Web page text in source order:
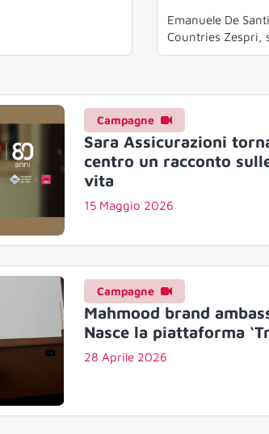
Emanuele De
Countries Zespri,
Campagne
Sara Assicurazioni
centro un racconto
vita
15 Maggio 2026
Campagne
Mahmood brand
Nasce la piattaforma
28 Aprile 2026